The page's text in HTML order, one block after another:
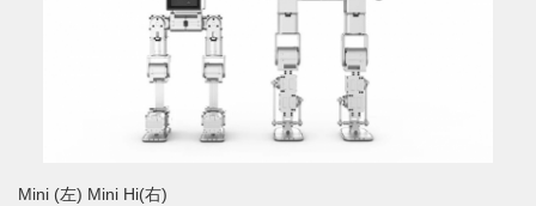
Mini (左) Mini Hi(右)